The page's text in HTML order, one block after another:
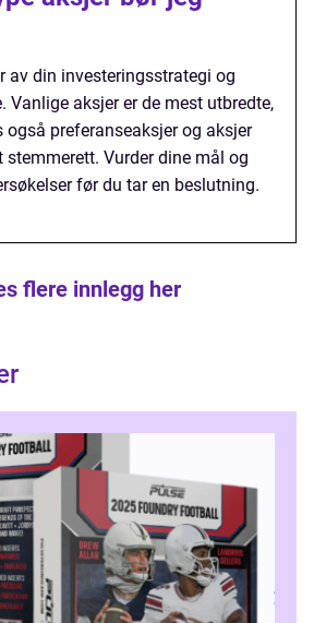
av din investeringsstrategi og
Vanlige aksjer er de mest utbredte,
også preferanseaksjer og aksjer
stemmerett. Vurder dine mål og
før du tar en beslutning.
flere innlegg her